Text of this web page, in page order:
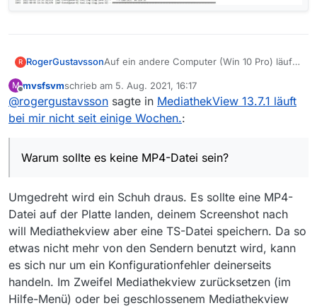
R RogerGustavssonAuf ein andere Computer (Win 10 Pro) läuft
ohne Untertiteln läuft nichts. Warum sollte es
keine MP4-Datei sein? Die läuft bei mir
überall.
Log-File habe ich gefunden aber ich
verstehe sowas nicht.
M mvsfsvmschrieb am 5. Aug. 2021, 16:17
zuletzt editiert von
@rogergustavsson sagte in MediathekView 13.7.1 läuft
bei mir nicht seit einige Wochen.:
Warum sollte es keine MP4-Datei sein?
Umgedreht wird ein Schuh draus. Es sollte eine MP4-
Datei auf der Platte landen, deinem Screenshot nach
will Mediathekview aber eine TS-Datei speichern. Da so
etwas nicht mehr von den Sendern benutzt wird, kann
es sich nur um ein Konfigurationfehler deinerseits
handeln. Im Zweifel Mediathekview zurücksetzen (im
Hilfe-Menü) oder bei geschlossenem Mediathekview